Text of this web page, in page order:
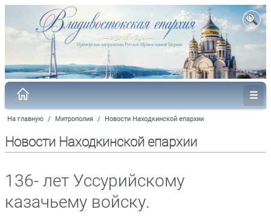
На главную / Митрополия / Новости Находкинской епархии
Новости Находкинской епархии
136- лет Уссурийскому
казачьему войску.